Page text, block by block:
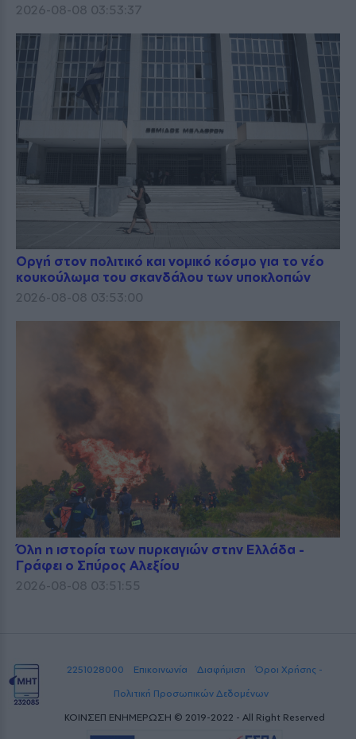
2026-08-08 03:53:37
Οργή στον πολιτικό και νομικό κόσμο για το νέο
κουκούλωμα του σκανδάλου των υποκλοπών
2026-08-08 03:53:00
Όλη η ιστορία των πυρκαγιών στην Ελλάδα -
Γράφει ο Σπύρος Αλεξίου
2026-08-08 03:51:55
2251028000 Επικοινωνία Διαφήμιση
Όροι Χρήσης -
Πολιτική Προσωπικών Δεδομένων
ΚΟΙΝΣΕΠ ΕΝΗΜΕΡΩΣΗ © 2019-2022 - All Right Reserved